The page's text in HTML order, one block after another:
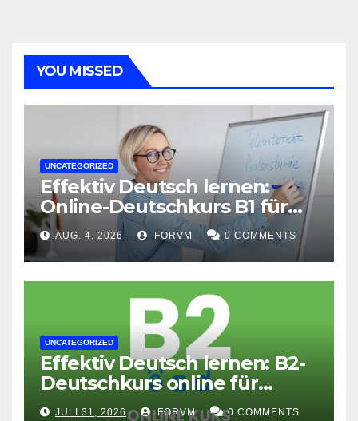
YOU MISSED
UNCATEGORIZED
Effektiv Deutsch lernen:
Online-Deutschkurs B1 für
flexible Lernerfolge
AUG. 4, 2026 FORVM 0 COMMENTS
UNCATEGORIZED
Effektiv Deutsch lernen: B2-
Deutschkurs online für
Fortgeschrittene
JULI 31, 2026 FORVM 0 COMMENTS